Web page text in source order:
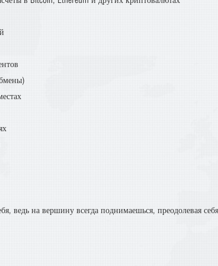
ведь на вершину всегда поднимаешься, преодолевая